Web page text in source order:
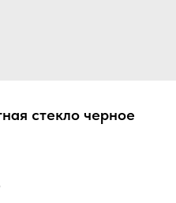
стекло черное